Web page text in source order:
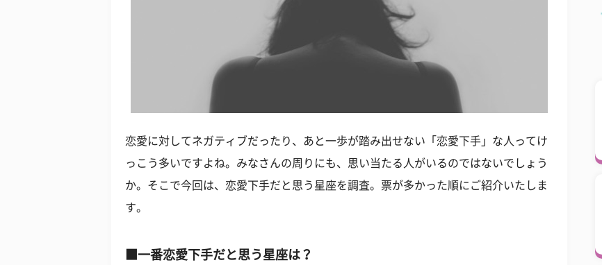
恋愛に対してネガティブだったり、あと一歩が踏み出せない「恋愛下手」な人ってけ
っこう多いですよね。みなさんの周りにも、思い当たる人がいるのではないでしょう
か。そこで今回は、恋愛下手だと思う星座を調査。票が多かった順にご紹介いたしま
す。
■一番恋愛下手だと思う星座は？